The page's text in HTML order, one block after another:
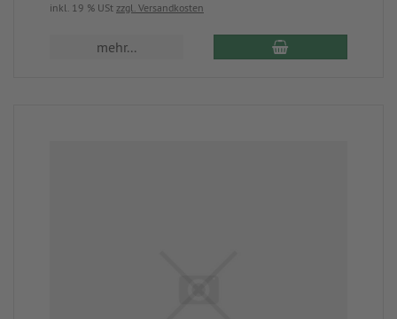
inkl. 19 % USt zzgl. Versandkosten
mehr...